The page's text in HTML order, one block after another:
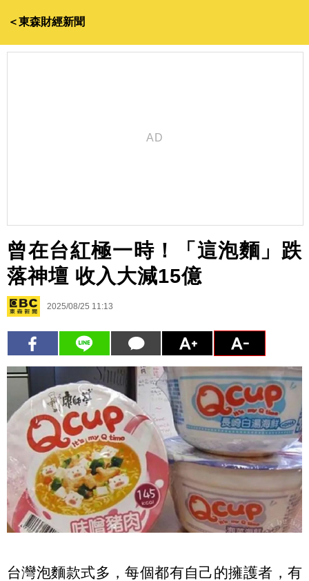
＜東森財經新聞
曾在台紅極一時！「這泡麵」跌
落神壇 收入大減15億
2025/08/25 11:13
台灣泡麵款式多，每個都有自己的擁護者，有